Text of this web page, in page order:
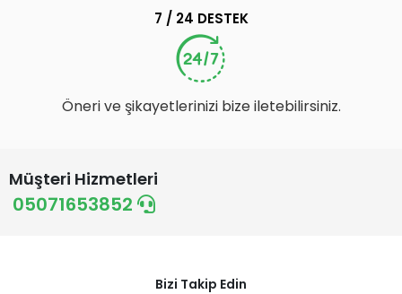
7 / 24 DESTEK
Öneri ve şikayetlerinizi bize iletebilirsiniz.
Müşteri Hizmetleri
05071653852
Bizi Takip Edin